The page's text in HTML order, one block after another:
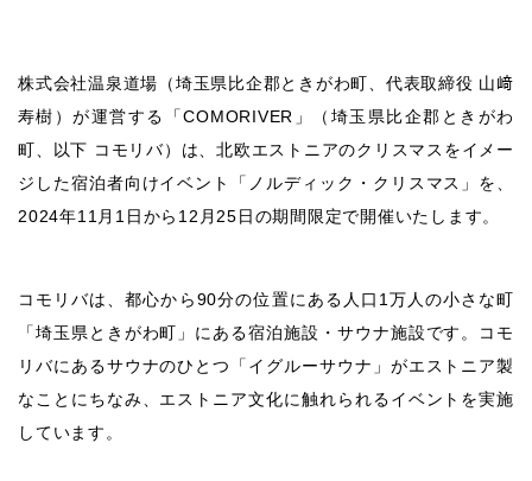
株式会社温泉道場（埼玉県比企郡ときがわ町、代表取締役 山﨑
寿樹）が運営する「COMORIVER」（埼玉県比企郡ときがわ
町、以下 コモリバ）は、北欧エストニアのクリスマスをイメー
ジした宿泊者向けイベント「ノルディック・クリスマス」を、
2024年11月1日から12月25日の期間限定で開催いたします。
コモリバは、都心から90分の位置にある人口1万人の小さな町
「埼玉県ときがわ町」にある宿泊施設・サウナ施設です。コモ
リバにあるサウナのひとつ「イグルーサウナ」がエストニア製
なことにちなみ、エストニア文化に触れられるイベントを実施
しています。